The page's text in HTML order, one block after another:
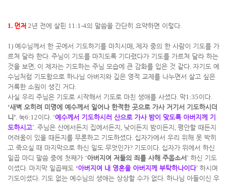
1. 먼저 2년 전에 살핀 11:1-4의 말씀을 간단히 요약하면 이렇다.
1) 예수님께서 한 곳에서 기도하기를 마치시매 , 제자 중의 한 사람이 기도를 가
르쳐 달라 한다. 주님이 기도를 마치도록 기다렸다가 기도를 가르쳐 달라 하는
것을 보면, 이 제자는 기도하는 주님 모습에 큰 감화를 입은 것 같다. 자기도 예
수님처럼 기도함으로 하나님 아버지와 깊은 영적 교제를 나누면서 살고 싶은
거룩한 소원이 생긴 거다.
사실 우리 주님은 기도로 시작해서 기도로 마친 생애를 사셨다. 막1:35이다.
‘새벽 오히려 미명에 예수께서 일어나 한적한 곳으로 가사 거기서 기도하시더
니 ’. 눅6:12이다. ‘예수께서 기도하시러 산으로 가사 밤이 맞도록 아버지께 기
도하시고’. 주님은 산에서든지 집에서든지 , 낮이든지 밤이든지 , 평안할 때든지
어려움이 있을 때든지를 무론하고 기도하셨다. 십자가에서 우리 위해 못 박히
고 죽으실 때 마지막으로 하신 일도 무엇인가? 기도이다. 십자가 위에서 하신
일곱 마디 말씀 중에 첫째가 ‘아버지여 저들의 죄를 사해 주옵소서 ’ 하신 기도
이셨다. 마지막 일곱째도 ‘아버지여 내 영혼을 아버지께 부탁하나이다’ 하시며
기도이셨다. 기도 없는 예수님의 생애는 상상할 수가 없다. 하나님 아들이신 우